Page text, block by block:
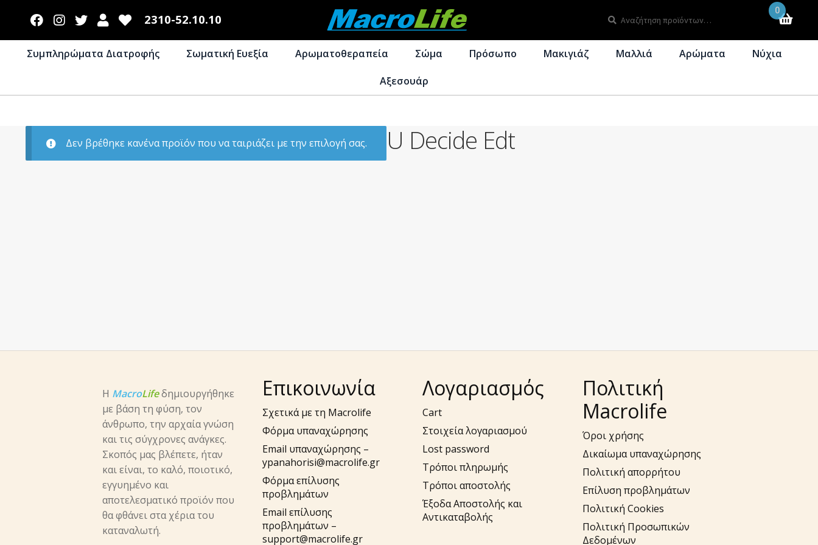
Απευθείας
μετάβαση
στην
Μετάβαση
σε
περιεχόμενο
2310-52.10.10
για:
0
Συμπληρώματα Διατροφής Σωματική Ευεξία Αρωματοθεραπεία Σώμα Πρόσωπο Μακιγιάζ Μαλλιά Αρώματα Νύχια
Αξεσουάρ
U Decide Edt
Δεν βρέθηκε κανένα προϊόν που να ταιριάζει με την επιλογή σας.
Η MacroLifeδημιουργήθηκε
με βάση τη φύση, τον
άνθρωπο, την αρχαία γνώση
και τις σύγχρονες ανάγκες.
Σκοπός μας βλέπετε, ήταν
και είναι, το καλό, ποιοτικό,
εγγυημένο και
αποτελεσματικό προϊόν που
θα φθάνει στα χέρια του
καταναλωτή.
Επικοινωνία
Σχετικά με τη Macrolife
Φόρμα υπαναχώρησης
Email υπαναχώρησης –
ypanahorisi@macrolife.gr
Φόρμα επίλυσης
προβλημάτων
Email επίλυσης
προβλημάτων –
support@macrolife.gr
Λογαριασμός
Cart
Στοιχεία λογαριασμού
Lost password
Τρόποι πληρωμής
Τρόποι αποστολής
Έξοδα Αποστολής και
Αντικαταβολής
Πολιτική
Macrolife
Όροι χρήσης
Δικαίωμα υπαναχώρησης
Πολιτική απορρήτου
Επίλυση προβλημάτων
Πολιτική Cookies
Πολιτική Προσωπικών
Δεδομένων